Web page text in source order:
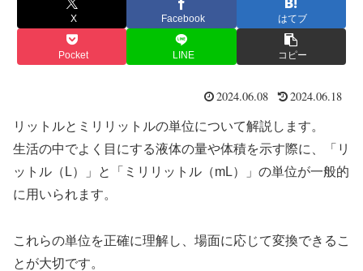
X Facebook はてブ
Pocket LINE コピー
2024.06.08 2024.06.18
リットルとミリリットルの単位について解説します。
生活の中でよく目にする液体の量や体積を示す際に、「リ
ットル（L）」と「ミリリットル（mL）」の単位が一般的
に用いられます。
これらの単位を正確に理解し、場面に応じて変換できるこ
とが大切です。